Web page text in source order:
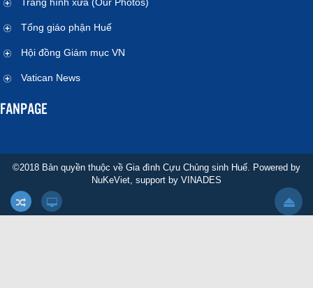
Trang hình xưa (Our Photos)
Tổng giáo phận Huế
Hội đồng Giám mục VN
Vatican News
FANPAGE
©2018 Bản quyền thuộc về Gia đình Cựu Chủng sinh Huế. Powered by
NuKeViet, support by VINADES